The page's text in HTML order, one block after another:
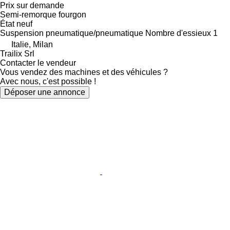
Prix sur demande
Semi-remorque fourgon
Étatneuf
Suspension pneumatique/pneumatique Nombre d'essieux 1
Italie, Milan
Trailix Srl
Contacter le vendeur
Vous vendez des machines et des véhicules ?
Avec nous, c'est possible !
Déposer une annonce